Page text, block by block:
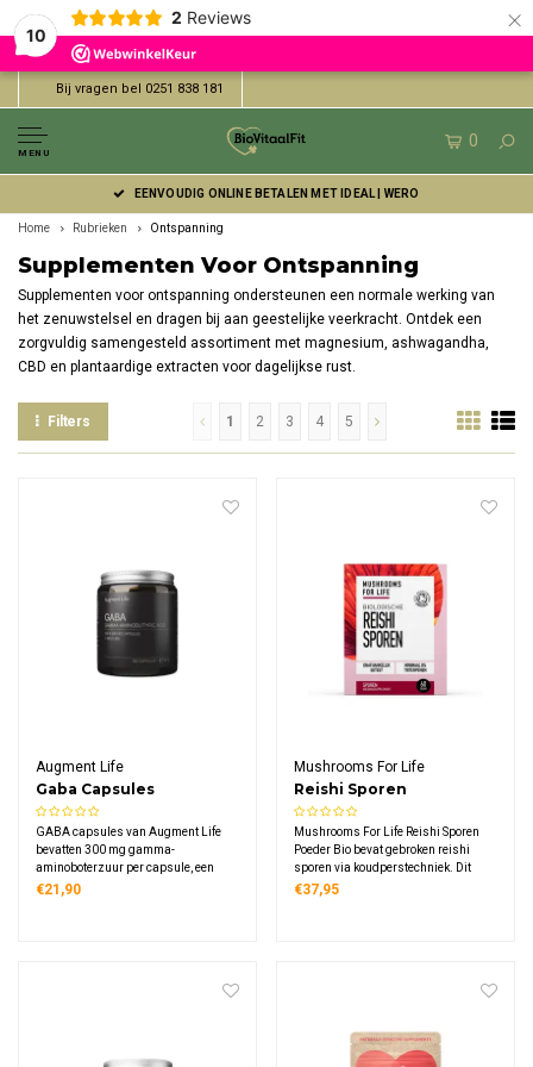
10
2 Reviews ×
Bij vragen bel 0251 838 181
MENU
0
EENVOUDIG ONLINE BETALEN MET IDEAL | WERO
Home Rubrieken Ontspanning
Supplementen Voor Ontspanning
Supplementen voor ontspanning ondersteunen een normale werking van
het zenuwstelsel en dragen bij aan geestelijke veerkracht. Ontdek een
zorgvuldig samengesteld assortiment met magnesium, ashwagandha,
CBD en plantaardige extracten voor dagelijkse rust.
Filters 1 2 3 4 5
Augment Life
Gaba Capsules
GABA capsules van Augment Life
bevatten 300 mg gamma-
aminoboterzuur per capsule, een
neurotransmitter die van nature in de
€21,90
Mushrooms For Life
Reishi Sporen
Paddenstoelen Poeder
Bio
Mushrooms For Life Reishi Sporen
Poeder Bio bevat gebroken reishi
sporen via koudperstechniek. Dit
biologische supplement levert 1000
€37,95